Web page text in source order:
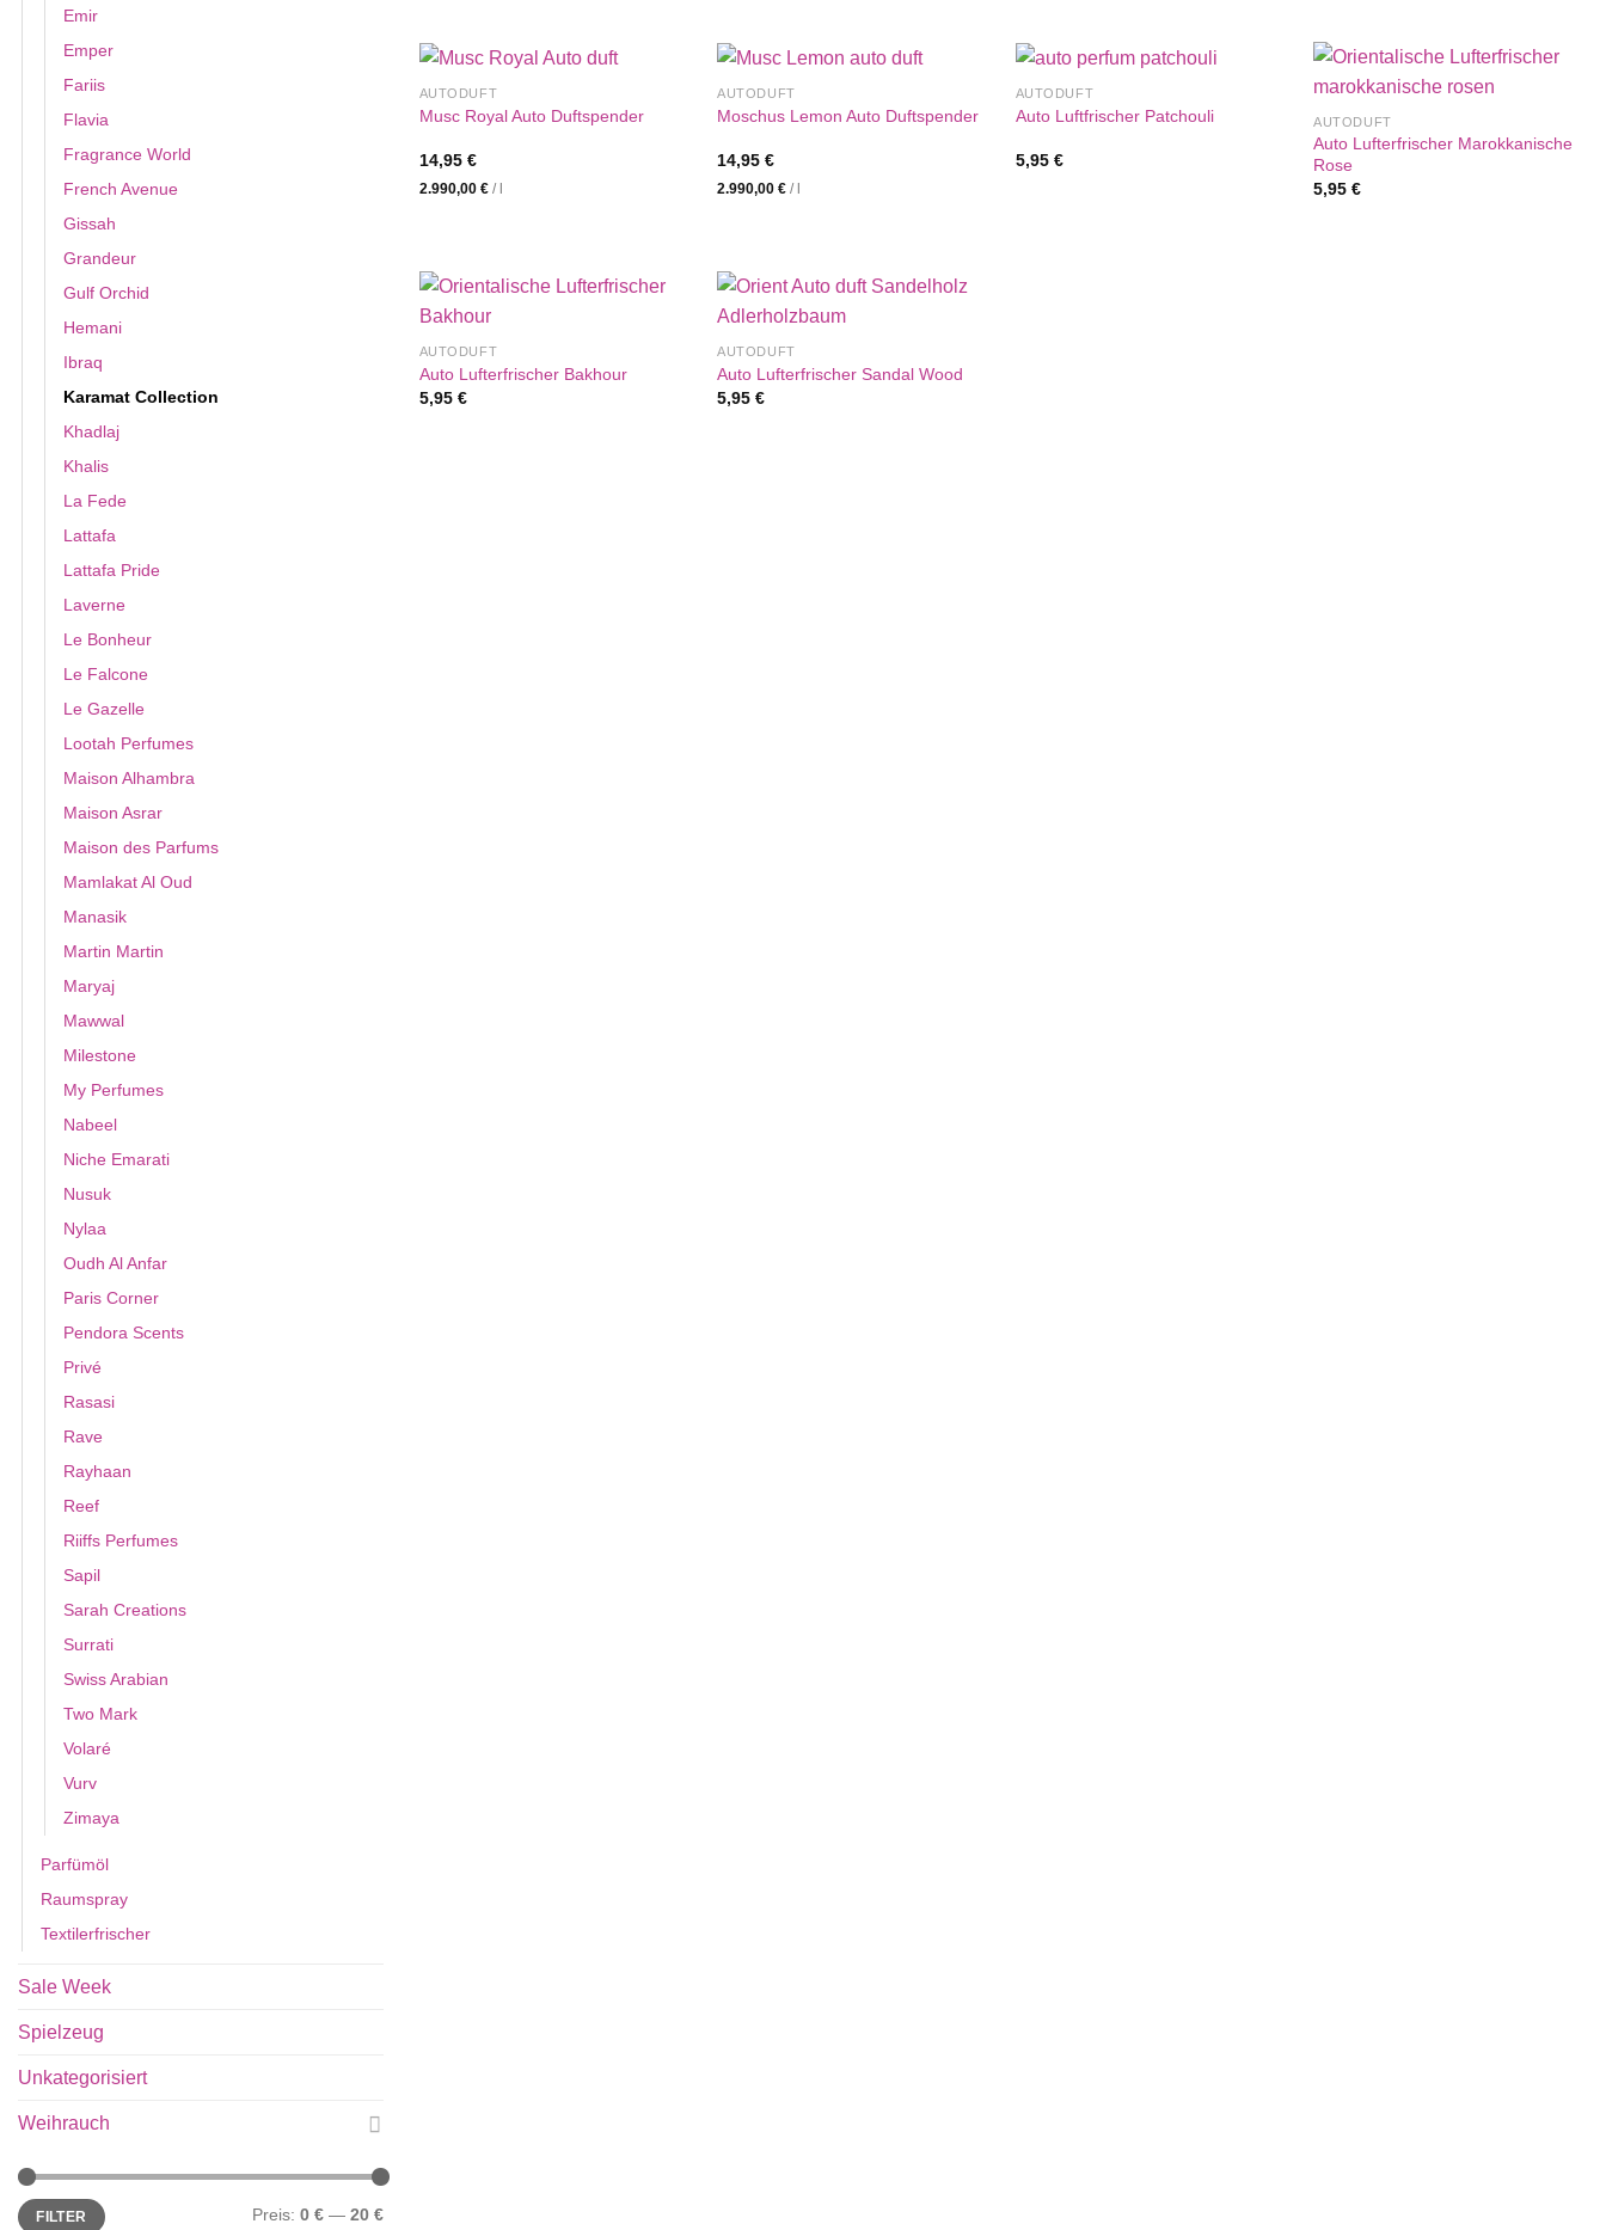
Emir
Emper
Fariis
Flavia
Fragrance World
French Avenue
Gissah
Grandeur
Gulf Orchid
Hemani
Ibraq
Karamat Collection
Khadlaj
Khalis
La Fede
Lattafa
Lattafa Pride
Laverne
Le Bonheur
Le Falcone
Le Gazelle
Lootah Perfumes
Maison Alhambra
Maison Asrar
Maison des Parfums
Mamlakat Al Oud
Manasik
Martin Martin
Maryaj
Mawwal
Milestone
My Perfumes
Nabeel
Niche Emarati
Nusuk
Nylaa
Oudh Al Anfar
Paris Corner
Pendora Scents
Privé
Rasasi
Rave
Rayhaan
Reef
Riiffs Perfumes
Sapil
Sarah Creations
Surrati
Swiss Arabian
Two Mark
Volaré
Vurv
Zimaya
Parfümöl
Raumspray
Textilerfrischer
Sale Week
Spielzeug
Unkategorisiert
Weihrauch
Min.
Preis
Max.
PreisFILTER Preis: 0 € — 20 €
AUTODUFT
Musc Royal Auto Duftspender
14,95 €
2.990,00 €/
AUTODUFT
Moschus Lemon Auto Duftspender
14,95€
2.990,00€ /
AUTODUFT
Auto Luftfrischer Patchouli
5,95 €
AUTODUFT
Auto Lufterfrischer Marokkanische
Rose
5,95€
AUTODUFT
Auto Lufterfrischer Bakhour
5,95 €
AUTODUFT
Auto Lufterfrischer Sandal Wood
5,95€